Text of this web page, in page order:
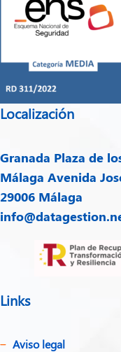
Localización
Granada Plaza de
Málaga Avenida
29006 Málaga
Links
Aviso legal